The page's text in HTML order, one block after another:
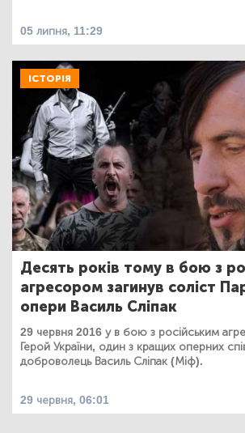
05 липня, 11:29
ІСТОРІЯ
Десять років тому в бою з
агресором загинув соліст
опери Василь Сліпак
29 червня 2016 у в бою з російським
Герой України, один з кращих оперних
доброволець Василь Сліпак (Міф).
29 червня, 06:01